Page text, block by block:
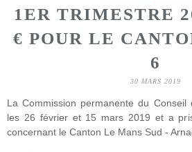
1ER TRIMESTRE
€ POUR LE
6
30 MARS 2019
La Commission permanente du Conseil
les 26 février et 15 mars 2019 et a
concernant le Canton Le Mans Sud -